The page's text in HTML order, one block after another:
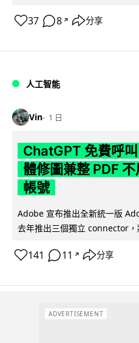
37 8 ↗ 分享
人工智能
Vin 1 日
ChatGPT 免費呼
體修圖兼整 PDF
帳號
Adobe 宣布推出全新統一版
去年推出三個獨立 connector
141 11 ↗ 分享
ADVERTISEMENT